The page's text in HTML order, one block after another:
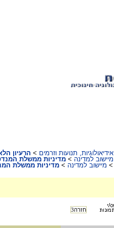
אידיאולוגיות, תנועות וזרמים > הרעיון
מיישוב למדינה > מדיניות ממשלת
> מיישוב למדינה > מדיניות ממשלת
חזרה3